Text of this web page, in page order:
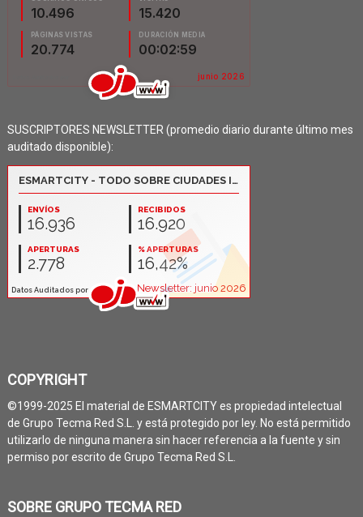
SUSCRIPTORES NEWSLETTER (promedio diario durante último mes
auditado disponible):
COPYRIGHT
©1999-2025 El material de ESMARTCITY es propiedad intelectual
de Grupo Tecma Red S.L. y está protegido por ley. No está permitido
utilizarlo de ninguna manera sin hacer referencia a la fuente y sin
permiso por escrito de Grupo Tecma Red S.L.
SOBRE GRUPO TECMA RED